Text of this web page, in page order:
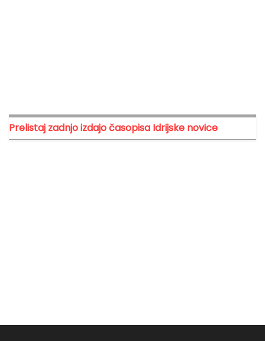
Prelistaj zadnjo izdajo časopisa Idrijske novice